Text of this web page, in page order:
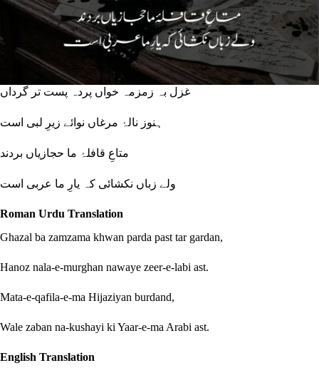
ولے زباں نکشائی کہ یارِ ما عربی است
Roman Urdu Translation
Ghazal ba zamzama khwan parda past tar gardan,
Hanoz nala-e-murghan nawaye zeer-e-labi ast.
Mata-e-qafila-e-ma Hijaziyan burdand,
Wale zaban na-kushayi ki Yaar-e-ma Arabi ast.
English Translation